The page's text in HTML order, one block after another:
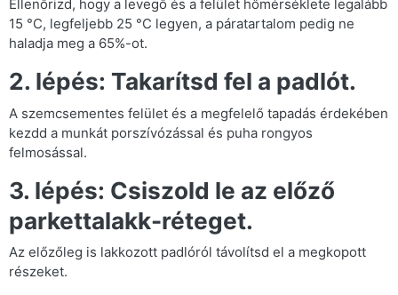
Ellenőrizd, hogy a levegő és a felület hőmérséklete legalább
15 °C, legfeljebb 25 °C legyen, a páratartalom pedig ne
haladja meg a 65%-ot.
2. lépés: Takarítsd fel a padlót.
A szemcsementes felület és a megfelelő tapadás érdekében
kezdd a munkát porszívózással és puha rongyos
felmosással.
3. lépés: Csiszold le az előző
parkettalakk-réteget.
Az előzőleg is lakkozott padlóról távolítsd el a megkopott
részeket.